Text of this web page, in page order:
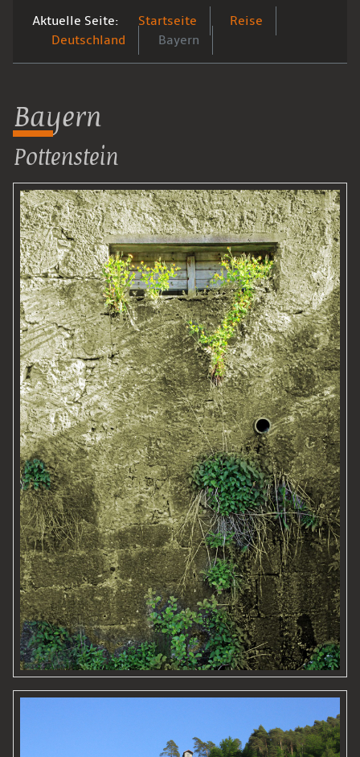
Aktuelle Seite: Startseite
Reise
Deutschland
Bayern
Bayern
Pottenstein